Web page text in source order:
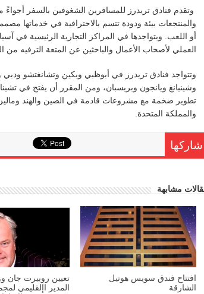
وتقدم فنادق تريدرز للمسافرين الشغوفين بالسفر أجواءً
والمنتجعات بيئة ودودة تتسم بالاحترافية في خدماتها
أو اللعب. وبتواجدها في المراكز التجارية الرئيسية في
العملي لأصحاب الأعمال والباحثين عن المتعة الترفيه من
وتتواجد فنادق تريدرز في أبوظبي وبكين وتشانغتشو ودبي
وشينيانغ ويانجون وبريسبان، ومن المقرر أن يفتح في
تطوير ضخمة مع مشروعات قادمة في الصين والهند وماليزيا
والمملكة المتحدة.
شاركها
مشابهة
افتتاح فندق سويس هوتيل
الشارقة
تعيين روبيرت جان
المدير اإلقليمي